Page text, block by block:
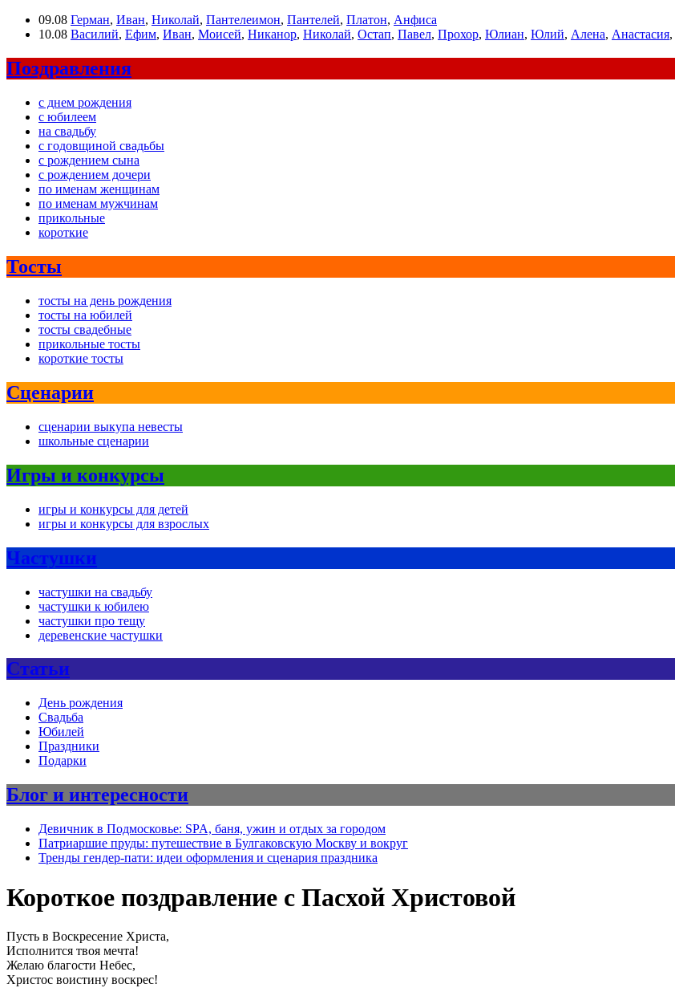
09.08 Герман, Иван, Николай, Пантелеимон, Пантелей, Платон, Анфиса
10.08 Василий, Ефим, Иван, Моисей, Никанор, Николай, Остап, Павел, Прохор, Юлиан, Юлий, Алена, Анастасия,
Поздравления
с днем рождения
с юбилеем
на свадьбу
с годовщиной свадьбы
с рождением сына
с рождением дочери
по именам женщинам
по именам мужчинам
прикольные
короткие
Тосты
тосты на день рождения
тосты на юбилей
тосты свадебные
прикольные тосты
короткие тосты
Сценарии
сценарии выкупа невесты
школьные сценарии
Игры и конкурсы
игры и конкурсы для детей
игры и конкурсы для взрослых
Частушки
частушки на свадьбу
частушки к юбилею
частушки про тещу
деревенские частушки
Статьи
День рождения
Свадьба
Юбилей
Праздники
Подарки
Блог и интересности
Девичник в Подмосковье: SPA, баня, ужин и отдых за городом
Патриаршие пруды: путешествие в Булгаковскую Москву и вокруг
Тренды гендер-пати: идеи оформления и сценария праздника
Короткое поздравление с Пасхой Христовой
Пусть в Воскресение Христа,
Исполнится твоя мечта!
Желаю благости Небес,
Христос воистину воскрес!